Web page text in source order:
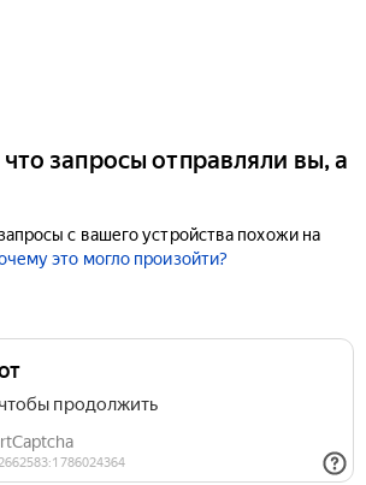
запросы отправляли вы, а
с вашего устройства похожи на
это могло произойти?